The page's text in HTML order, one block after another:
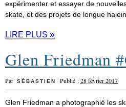
expérimenter et essayer de
skate, et des projets de longue
LIRE PLUS »
Glen Friedman
Par SÉBASTIEN |Publié :28 février 2017
Glen Friedman a photographié les